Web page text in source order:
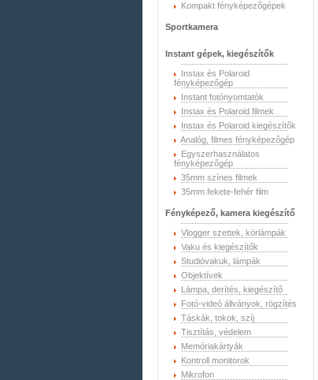
Kompakt fényképezőgépek
Sportkamera
Instant gépek, kiegészítők
Instax és Polaroid
fényképezőgép
Instant fotónyomtatók
Instax és Polaroid filmek
Instax és Polaroid kiegészítők
Analóg, filmes fényképezőgép
Egyszerhasználatos
fényképezőgép
35mm színes filmek
35mm fekete-fehér film
Fényképező, kamera kiegészítő
Vlogger szettek, körlámpák
Vaku és kiegészítők
Studióvakuk, lámpák
Objektívek
Lámpa, derítés, kiegészítő
Fotó-videó állványok, rögzítés
Táskák, tokok, szíj
Tisztítás, védelem
Memóriakártyák
Kontroll monitorok
Mikrofon